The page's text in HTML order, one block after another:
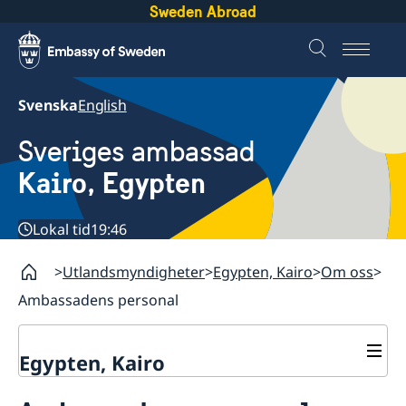
Sweden Abroad
SvenskaEnglish
Sveriges ambassad
Kairo, Egypten
Lokal tid19:46
Utlandsmyndigheter Egypten, Kairo Om oss
Ambassadens personal
Egypten, Kairo